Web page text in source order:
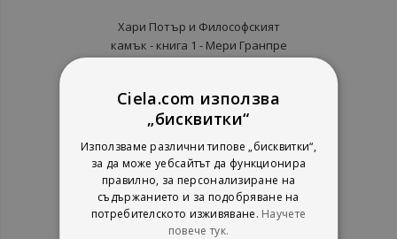
Хари Потър и Философският
камък - книга 1 - Мери Гранпре
рейтинг:
1% 12,73 €
24,90 лв.
Ciela.com използва
„бисквитки“
Използваме различни типове „бисквитки“,
за да може уебсайтът да функционира
правилно, за персонализиране на
съдържанието и за подобряване на
потребителското изживяване. Научете
повече тук.